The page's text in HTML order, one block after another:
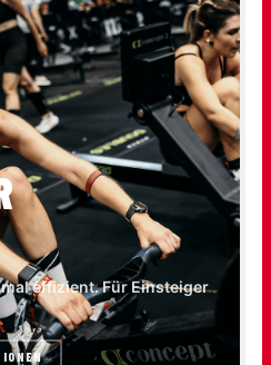
effizient. Für Einsteiger